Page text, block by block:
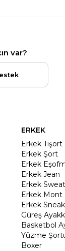
var?
ERKEK
Erkek Tişört
Erkek Şort
Erkek
Erkek Jean
Erkek
Erkek Mont
Erkek
Güreş
Basketbol
Yüzme
Boxer